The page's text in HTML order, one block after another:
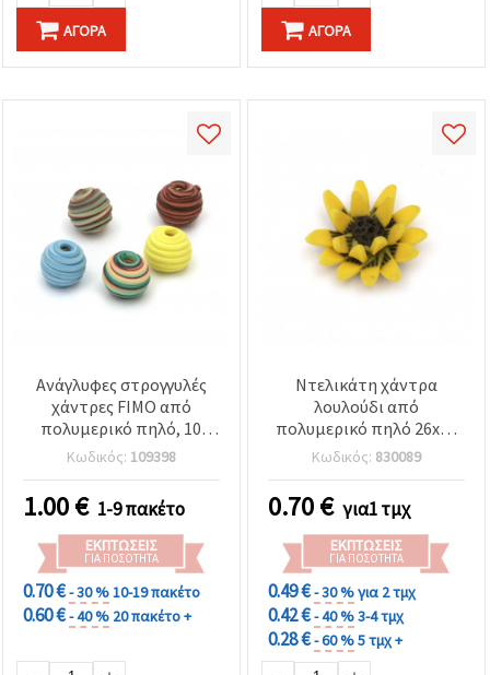
ΑΓΟΡΆ ΑΓΟΡΆ
Ανάγλυφες στρογγυλές
χάντρες FIMO από
πολυμερικό πηλό, 10
mm, τρύπα 3 mm, μικτά
χρώματα – 5 τεμ.
Κωδικός: 109398
1.00€ 1-9 πακέτο
ΕΚΠΤΏΣΕΙΣ
ΓΙΑ ΠΟΣΌΤΗΤΑ
0.70 €- 30 %10-19 πακέτο
0.60 €- 40 % 20 πακέτο +
Ντελικάτη χάντρα
λουλούδι από
πολυμερικό πηλό 26x10
mm – ιδανική για
κοσμήματα, αξεσουάρ &
DIY χειροτεχνίες – 1 τεμ.
Κωδικός: 830089
0.70€ για1 τμχ
ΕΚΠΤΏΣΕΙΣ
ΓΙΑ ΠΟΣΌΤΗΤΑ
0.49 €- 30 %για 2 τμχ
0.42 €- 40 %3-4 τμχ
0.28 €- 60 %5 τμχ +